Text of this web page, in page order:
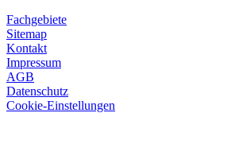
Fachgebiete
Sitemap
Kontakt
Impressum
AGB
Datenschutz
Cookie-Einstellungen